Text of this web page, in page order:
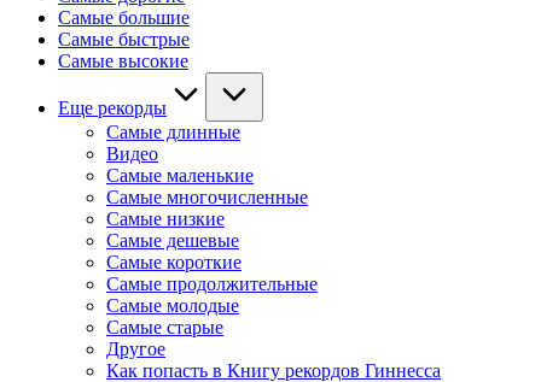
Самые большие
Самые быстрые
Самые высокие
Еще рекорды
Самые длинные
Видео
Самые маленькие
Самые многочисленные
Самые низкие
Самые дешевые
Самые короткие
Самые продолжительные
Самые молодые
Самые старые
Другое
Как попасть в Книгу рекордов Гиннесса